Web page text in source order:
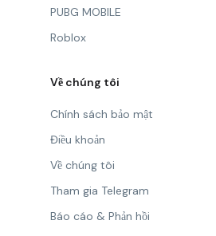
PUBG MOBILE
Roblox
Về chúng tôi
Chính sách bảo mật
Điều khoản
Về chúng tôi
Tham gia Telegram
Báo cáo & Phản hồi